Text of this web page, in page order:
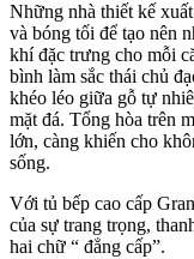
Những nhà thiết kế
và bóng tối để tạo nên
khí đặc trưng cho mỗi
bình làm sắc thái chủ
khéo léo giữa gỗ tự
mặt đá. Tổng hòa trên
lớn, càng khiến cho
sống.
Với tủ bếp cao cấp
của sự trang trọng,
hai chữ “ đẳng cấp”.